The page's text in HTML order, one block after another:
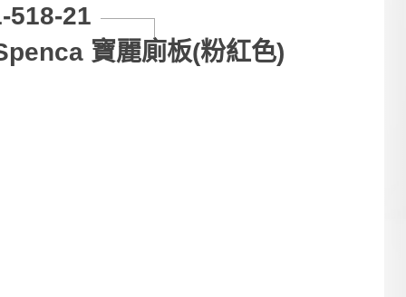
518-21
寶麗廁板(粉紅色)